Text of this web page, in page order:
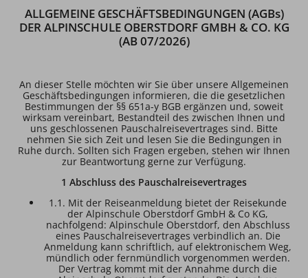
ALLGEMEINE GESCHÄFTSBEDINGUNGEN (AGBs)
DER ALPINSCHULE OBERSTDORF GMBH & CO. KG
(AB 07/2026)
An dieser Stelle möchten wir Sie über unsere Allgemeinen
Geschäftsbedingungen informieren, die die gesetzlichen
Bestimmungen der §§ 651a-y BGB ergänzen und, soweit
wirksam vereinbart, Bestandteil des zwischen Ihnen und
uns geschlossenen Pauschalreisevertrages sind. Bitte
nehmen Sie sich Zeit und lesen Sie die Bedingungen in
Ruhe durch. Sollten sich Fragen ergeben, stehen wir Ihnen
zur Beantwortung gerne zur Verfügung.
1 Abschluss des Pauschalreisevertrages
1.1. Mit der Reiseanmeldung bietet der Reisekunde
der Alpinschule Oberstdorf GmbH & Co KG,
nachfolgend: Alpinschule Oberstdorf, den Abschluss
eines Pauschalreisevertrages verbindlich an. Die
Anmeldung kann schriftlich, auf elektronischem Weg,
mündlich oder fernmündlich vorgenommen werden.
Der Vertrag kommt mit der Annahme durch die